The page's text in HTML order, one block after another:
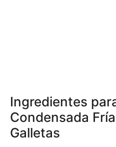
Ingredientes
Condensada
Galletas